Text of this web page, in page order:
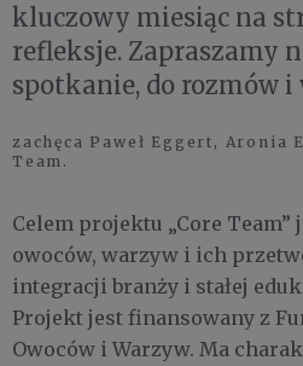
kluczowy miesiąc na
refleksje. Zapraszamy
spotkanie, do rozmów i
zachęca Paweł Eggert, Aronia
Team.
Celem projektu „Core
owoców, warzyw i ich
integracji branży i stałej
Projekt jest finansowany z
Owoców i Warzyw. Ma